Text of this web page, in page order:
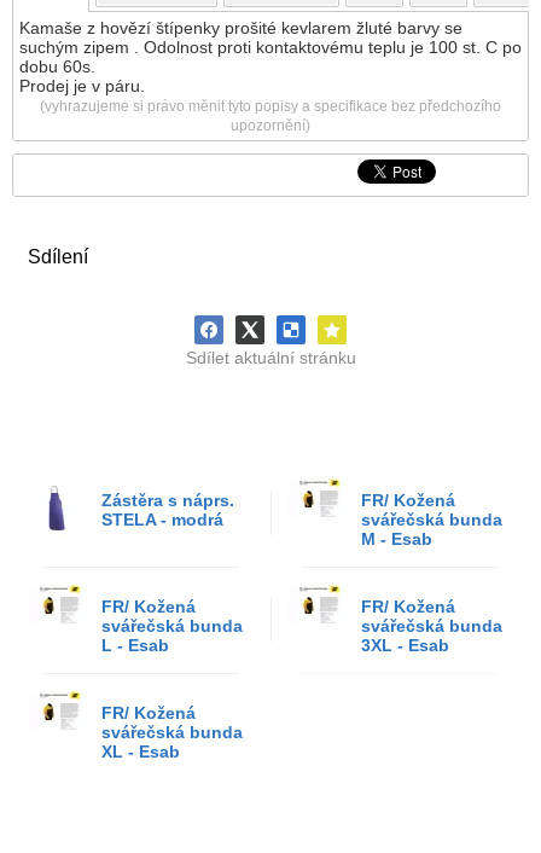
Sdílení
Sdílet aktuální stránku
Zástěra s náprs.
STELA - modrá
FR/ Kožená
svářečská bunda
M - Esab
FR/ Kožená
svářečská bunda
L - Esab
FR/ Kožená
svářečská bunda
3XL - Esab
FR/ Kožená
svářečská bunda
XL - Esab
Kamaše z hovězí štípenky prošité kevlarem žluté barvy se
suchým zipem . Odolnost proti kontaktovému teplu je 100 st. C po
dobu 60s.
Prodej je v páru.
(vyhrazujeme si právo měnit tyto popisy a specifikace bez předchozího
upozornění)